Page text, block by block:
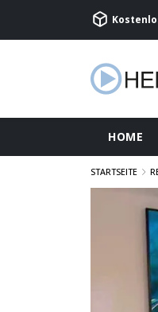
HOME
STARTSEITE